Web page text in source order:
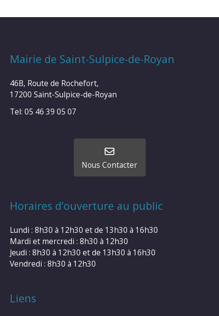
Mairie de Saint-Sulpice-de-Royan
46B, Route de Rochefort,
17200 Saint-Sulpice-de-Royan
Tel: 05 46 39 05 07
Nous Contacter
Horaires d’ouverture au public
Lundi : 8h30 à 12h30 et de 13h30 à 16h30
Mardi et mercredi : 8h30 à 12h30
Jeudi : 8h30 à 12h30 et de 13h30 à 16h30
Vendredi : 8h30 à 12h30
Liens